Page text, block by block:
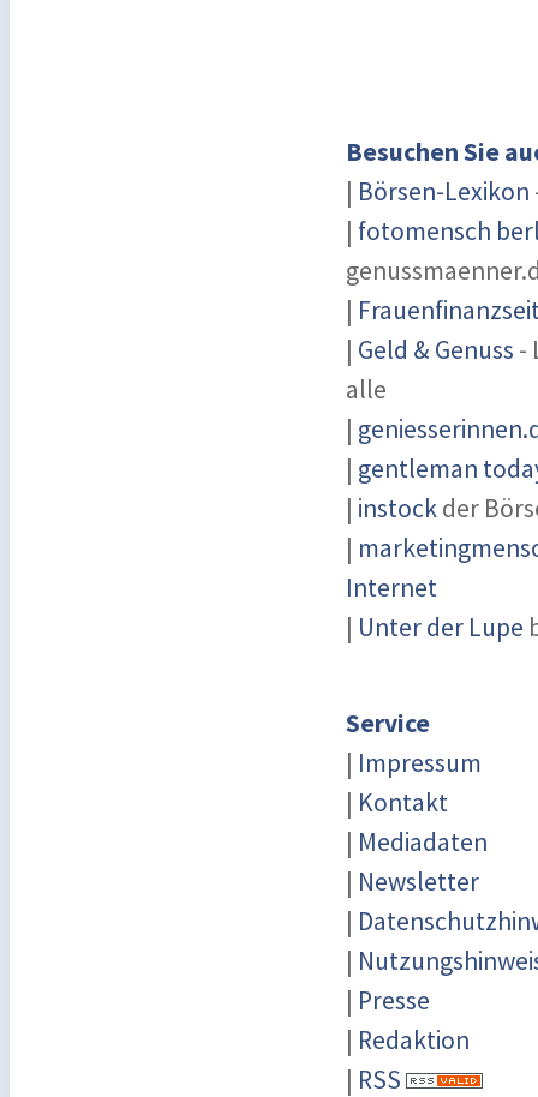
Besuchen Sie
| Börsen-Lexikon
| fotomensch
|
| Geld & Genuss -
alle
|
| gentleman
| instockder
|
Internet
| Unter der Lupe
Service
| Impressum
| Kontakt
| Mediadaten
| Newsletter
|
|
| Presse
| Redaktion
| RSS